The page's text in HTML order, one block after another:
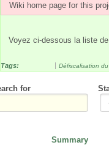
Wiki home page for this
Voyez ci-dessous la liste
Tags: Défiscalisation
for
Summary